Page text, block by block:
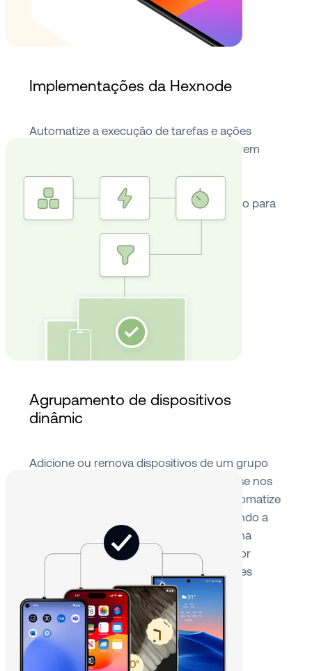
Implementações da Hexnode
Automatize a execução de tarefas e ações
remotas configurando acionadores a serem
Configure acionadores, defina ações,
especifique alvos — a Hexnode faz o resto para
você.
Agrupamento de dispositivos
dinâmic
Adicione ou remova dispositivos de um grupo
(em tempo real/em movimento) com base nos
seus critérios. Isso permite que você automatize
o gerenciamento de dispositivos atendendo a
um conjunto específico de regras. Escolha
filtros diferentes, incluindo delimitação por
geocercas para aplicar políticas e estrições
baseadas em locais.